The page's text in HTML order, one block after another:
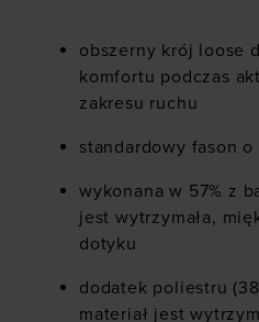
obszerny krój loose
komfortu podczas
zakresu ruchu
standardowy fason
wykonana w 57% z
jest wytrzymała,
dotyku
dodatek poliestru
materiał jest